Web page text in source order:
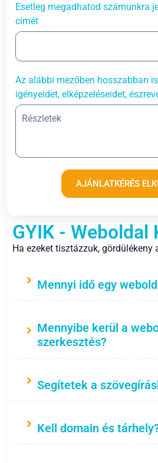
GYIK - Weboldal
Ha ezeket tisztázzuk, gördülékeny
Mennyi idő egy
Mennyibe kerül a
szerkesztés?
Segítetek a
Kell domain és
Esetleg megadhatod számunkra
címét
Az alábbi mezőben hosszabban
igényeidet, elképzeléseidet,
AJÁNLATKÉRÉS